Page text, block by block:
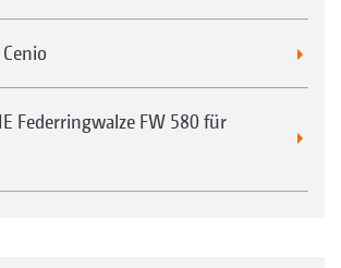
Federringwalze FW 580 für